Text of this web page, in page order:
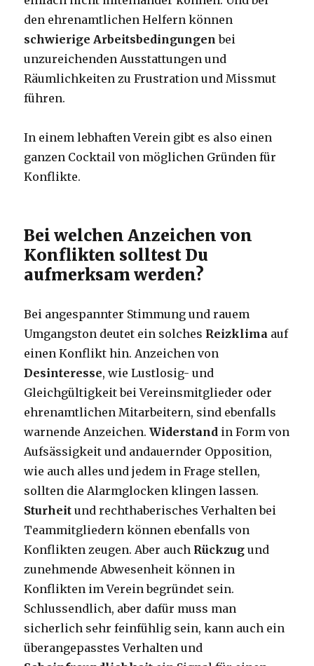
den ehrenamtlichen Helfern können
schwierige Arbeitsbedingungen bei
unzureichenden Ausstattungen und
Räumlichkeiten zu Frustration und Missmut
führen.
In einem lebhaften Verein gibt es also einen
ganzen Cocktail von möglichen Gründen für
Konflikte.
Bei welchen Anzeichen von
Konflikten solltest Du
aufmerksam werden?
Bei angespannter Stimmung und rauem
Umgangston deutet ein solches Reizklima auf
einen Konflikt hin. Anzeichen von
Desinteresse, wie Lustlosig- und
Gleichgültigkeit bei Vereinsmitglieder oder
ehrenamtlichen Mitarbeitern, sind ebenfalls
warnende Anzeichen.Widerstand in Form von
Aufsässigkeit und andauernder Opposition,
wie auch alles und jedem in Frage stellen,
sollten die Alarmglocken klingen lassen.
Sturheit und rechthaberisches Verhalten bei
Teammitgliedern können ebenfalls von
Konflikten zeugen. Aber auch Rückzug und
zunehmende Abwesenheit können in
Konflikten im Verein begründet sein.
Schlussendlich, aber dafür muss man
sicherlich sehr feinfühlig sein, kann auch ein
überangepasstes Verhalten und